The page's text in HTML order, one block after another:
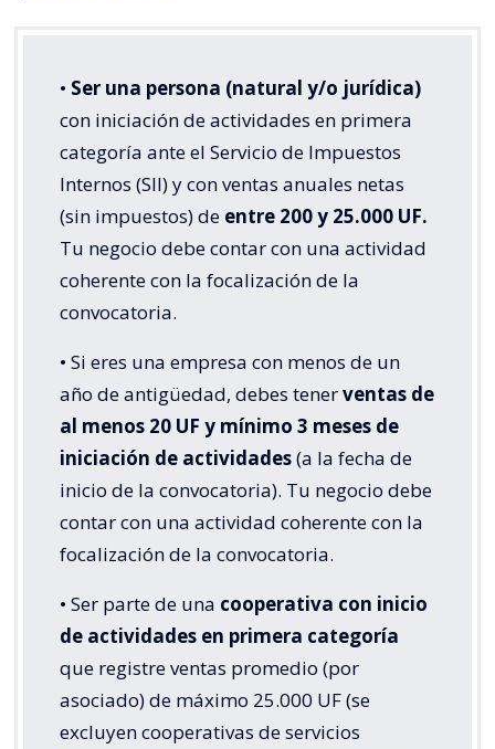
• Ser una persona (natural y/o jurídica)
con iniciación de actividades en primera
categoría ante el Servicio de Impuestos
Internos (SII) y con ventas anuales netas
(sin impuestos) de entre 200 y 25.000 UF.
Tu negocio debe contar con una actividad
coherente con la focalización de la
convocatoria.
• Si eres una empresa con menos de un
año de antigüedad, debes tenerventas de
al menos 20 UF y mínimo 3 meses de
iniciación de actividades(a la fecha de
inicio de la convocatoria). Tu negocio debe
contar con una actividad coherente con la
focalización de la convocatoria.
• Ser parte de una cooperativa con inicio
de actividades en primera categoría
que registre ventas promedio (por
asociado) de máximo 25.000 UF (se
excluyen cooperativas de servicios